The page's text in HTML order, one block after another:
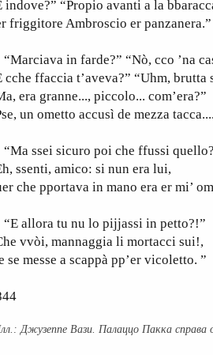
indove?” “Propio avanti a la
friggitore Ambroscio er panzanera.”
in farde?” “Nò, cco ’na
cche ffaccia t’aveva?” “Uhm, brutta
era granne..., piccolo... com’era?”
un ometto accusì de mezza
ssei sicuro poi che ffussi
ssenti, amico: si nun era lui,
che pportava in mano era er mi’
allora tu nu lo pijjassi in petto?!”
vvòi, mannaggia li mortacci sui!,
se messe a scappà pp’er vicoletto. ”
Джузеппе Вази. Палаццо Пакка